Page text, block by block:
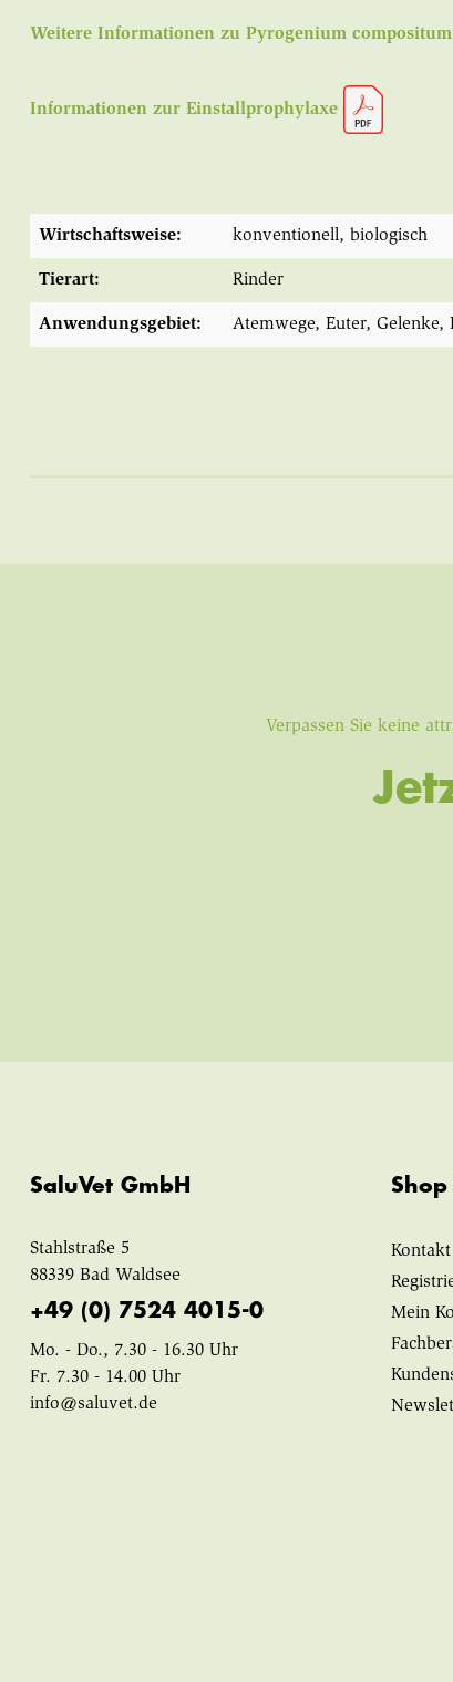
Weitere Informationen zu Pyrogenium
Informationen zur Einstallprophylaxe
Wirtschaftsweise: konventionell, biologisch
Tierart: Rinder
Anwendungsgebiet: Atemwege, Euter, Gelenke,
Verpassen Sie keine
SaluVet GmbH
Stahlstraße 5
88339 Bad Waldsee
+49 (0) 7524 4015-0
Mo. - Do., 7.30 - 16.30 Uhr
Fr. 7.30 - 14.00 Uhr
info@saluvet.de
Shop
Kontakt
Mein